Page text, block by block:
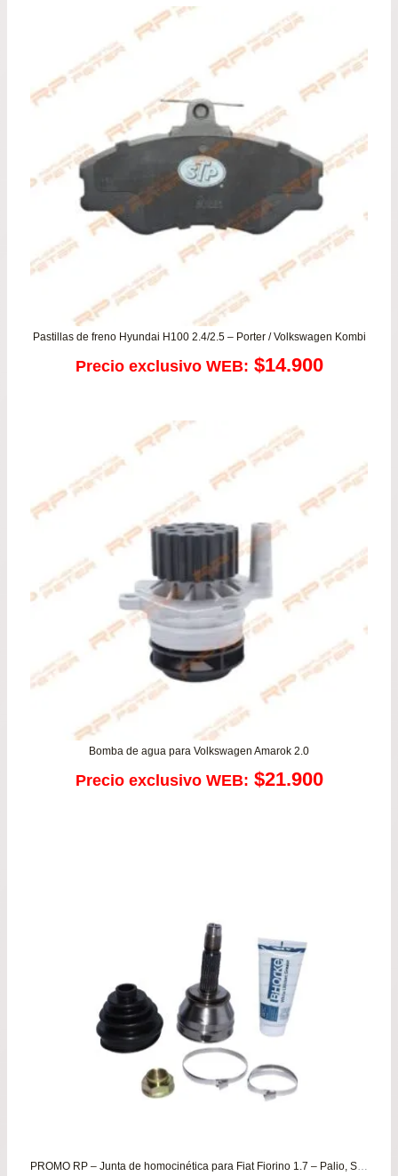
Pastillas de freno Hyundai H100 2.4/2.5 – Porter / Volkswagen Kombi
Precio exclusivo WEB: $14.900
Bomba de agua para Volkswagen Amarok 2.0
Precio exclusivo WEB: $21.900
PROMO RP – Junta de homocinética para Fiat Fiorino 1.7 – Palio, Siena, Strada 1.3/1.4/1.6/1.8 Weekend Adventure y Working